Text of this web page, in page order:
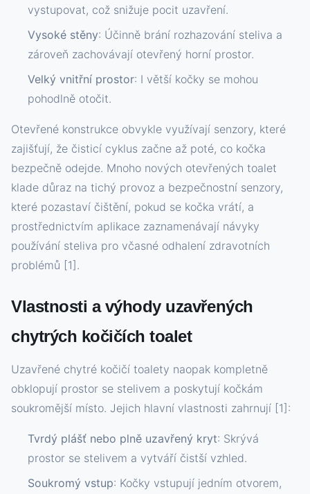
vystupovat, což snižuje pocit uzavření.
Vysoké stěny: Účinně brání rozhazování steliva a
zároveň zachovávají otevřený horní prostor.
Velký vnitřní prostor: I větší kočky se mohou
pohodlně otočit.
Otevřené konstrukce obvykle využívají senzory, které
zajišťují, že čisticí cyklus začne až poté, co kočka
bezpečně odejde. Mnoho nových otevřených toalet
klade důraz na tichý provoz a bezpečnostní senzory,
které pozastaví čištění, pokud se kočka vrátí, a
prostřednictvím aplikace zaznamenávají návyky
používání steliva pro včasné odhalení zdravotních
problémů [1].
Vlastnosti a výhody uzavřených
chytrých kočičích toalet
Uzavřené chytré kočičí toalety naopak kompletně
obklopují prostor se stelivem a poskytují kočkám
soukromější místo. Jejich hlavní vlastnosti zahrnují [1]:
Tvrdý plášť nebo plně uzavřený kryt: Skrývá
prostor se stelivem a vytváří čistší vzhled.
Soukromý vstup: Kočky vstupují jedním otvorem,